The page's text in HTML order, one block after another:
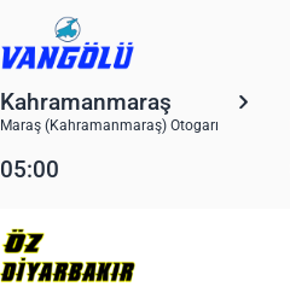
Kahramanmaraş
Maraş (Kahramanmaraş) Otogarı
05:00